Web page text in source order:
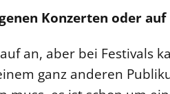
Konzerten oder auf
an, aber bei Festivals
ganz anderen